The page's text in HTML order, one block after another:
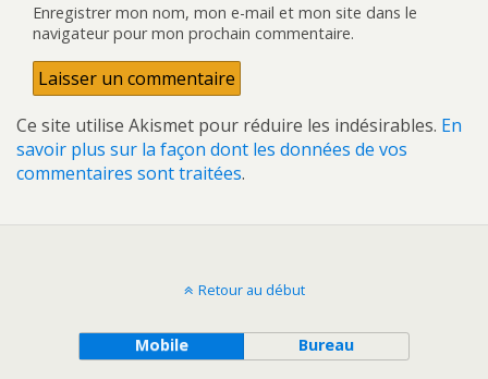
Enregistrer mon nom, mon e-mail et mon site dans le
navigateur pour mon prochain commentaire.
Ce site utilise Akismet pour réduire les indésirables. En
savoir plus sur la façon dont les données de vos
commentaires sont traitées.
Retour au début
Mobile Bureau